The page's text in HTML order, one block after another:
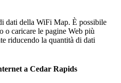
dati della WiFi Map. È possibile
o caricare le pagine Web più
riducendo la quantità di dati
a Cedar Rapids